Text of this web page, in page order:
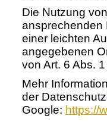
Die Nutzung
ansprechenden
einer leichten
angegebenen
von Art. 6 Abs.
Mehr
der
Google: https://